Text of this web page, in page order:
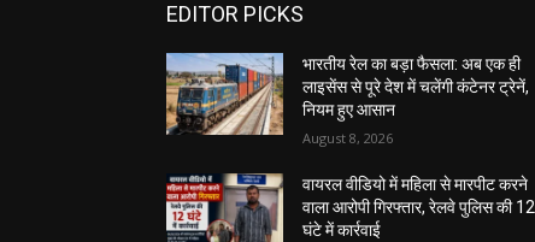
EDITOR PICKS
भारतीय रेल का बड़ा फैसला: अब एक ही
लाइसेंस से पूरे देश में चलेंगी कंटेनर ट्रेनें,
नियम हुए आसान
August 8, 2026
वायरल वीडियो में महिला से मारपीट करने
वाला आरोपी गिरफ्तार, रेलवे पुलिस की 12
घंटे में कार्रवाई